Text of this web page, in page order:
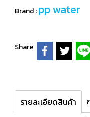
Brand :pp water
Share
รายละเอียดสินค้า